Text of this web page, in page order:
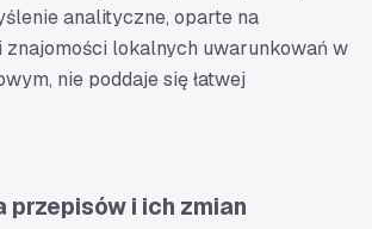
analityczne, oparte na
znajomości lokalnych uwarunkowań w
nie poddaje się łatwej
przepisów i ich zmian